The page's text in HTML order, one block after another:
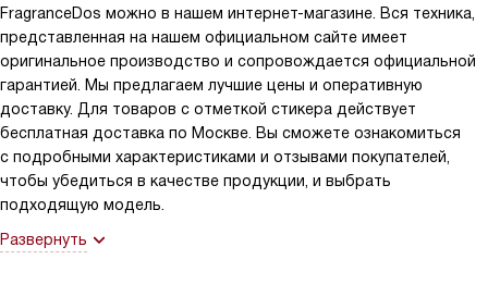
FragranceDos можно в нашем интернет-магазине. Вся техника,
представленная на нашем официальном сайте имеет
оригинальное производство и сопровождается официальной
гарантией. Мы предлагаем лучшие цены и оперативную
доставку. Для товаров с отметкой стикера действует
бесплатная доставка по Москве. Вы сможете ознакомиться
с подробными характеристиками и отзывами покупателей,
чтобы убедиться в качестве продукции, и выбрать
подходящую модель.
Развернуть